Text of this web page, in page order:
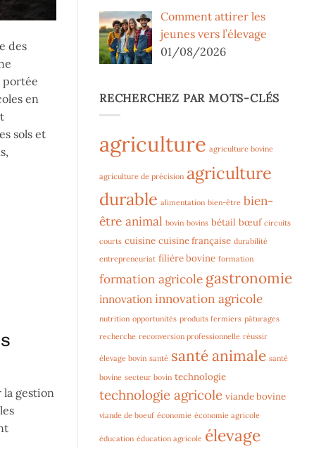
des
portée
en
sols et
gestion
Comment attirer les
jeunes vers l’élevage
01/08/2026
RECHERCHEZ PAR MOTS-CLÉS
agriculture agriculture bovine
agriculture de précision agriculture
durable alimentation bien-être bien-
être animal bovin bovins bétail bœuf circuits
courts cuisine cuisine française durabilité
entrepreneuriat filière bovine formation
formation agricole gastronomie
innovation innovation agricole
nutrition opportunités produits fermiers pâturages
recherche reconversion professionnelle réussir
élevage bovin santé santé animale santé
bovine secteur bovin technologie
technologie agricole viande bovine
viande de boeuf économie économie agricole
éducation éducation agricole élevage